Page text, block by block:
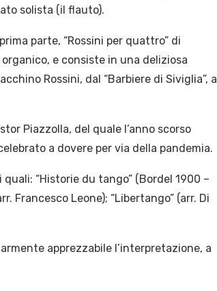
solista (il flauto).
parte, “Rossini per quattro” di
e consiste in una deliziosa
Rossini, dal “Barbiere di Siviglia”, a
Piazzolla, del quale l’anno scorso
a dovere per via della pandemia.
“Historie du tango” (Bordel 1900 –
Francesco Leone); “Libertango” (arr. Di
apprezzabile l’interpretazione, a